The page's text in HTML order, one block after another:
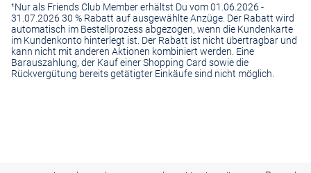
¹Nur als Friends Club Member erhältst Du vom 01.06.2026 -
31.07.2026 30 % Rabatt auf ausgewählte Anzüge. Der Rabatt wird
automatisch im Bestellprozess abgezogen, wenn die Kundenkarte
im Kundenkonto hinterlegt ist. Der Rabatt ist nicht übertragbar und
kann nicht mit anderen Aktionen kombiniert werden. Eine
Barauszahlung, der Kauf einer Shopping Card sowie die
Rückvergütung bereits getätigter Einkäufe sind nicht möglich.